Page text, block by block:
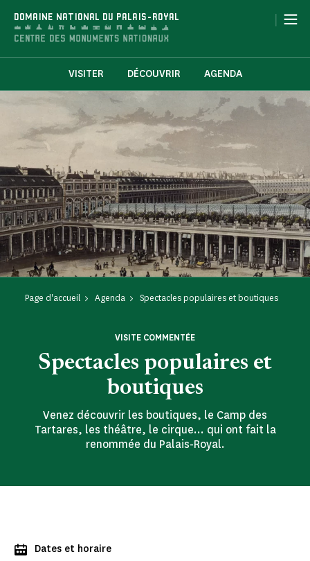
DOMAINE NATIONAL DU PALAIS-ROYAL |
VISITER DÉCOUVRIR AGENDA
Page d'accueil Agenda Spectacles populaires et boutiques
Spectacles populaires et
boutiques
VISITE COMMENTÉE
Venez découvrir les boutiques, le Camp des
Tartares, les théâtre, le cirque… qui ont fait la
renommée du Palais-Royal.
Dates et horaire